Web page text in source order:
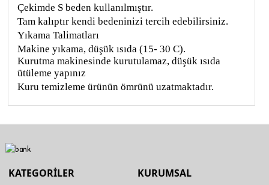
Çekimde S beden kullanılmıştır.
Tam kalıptır kendi bedeninizi tercih edebilirsiniz.
Yıkama Talimatları
Makine yıkama, düşük ısıda (15- 30 C).
Kurutma makinesinde kurutulamaz, düşük ısıda
ütüleme yapınız
Kuru temizleme ürünün ömrünü uzatmaktadır.
KATEGORİLER KURUMSAL